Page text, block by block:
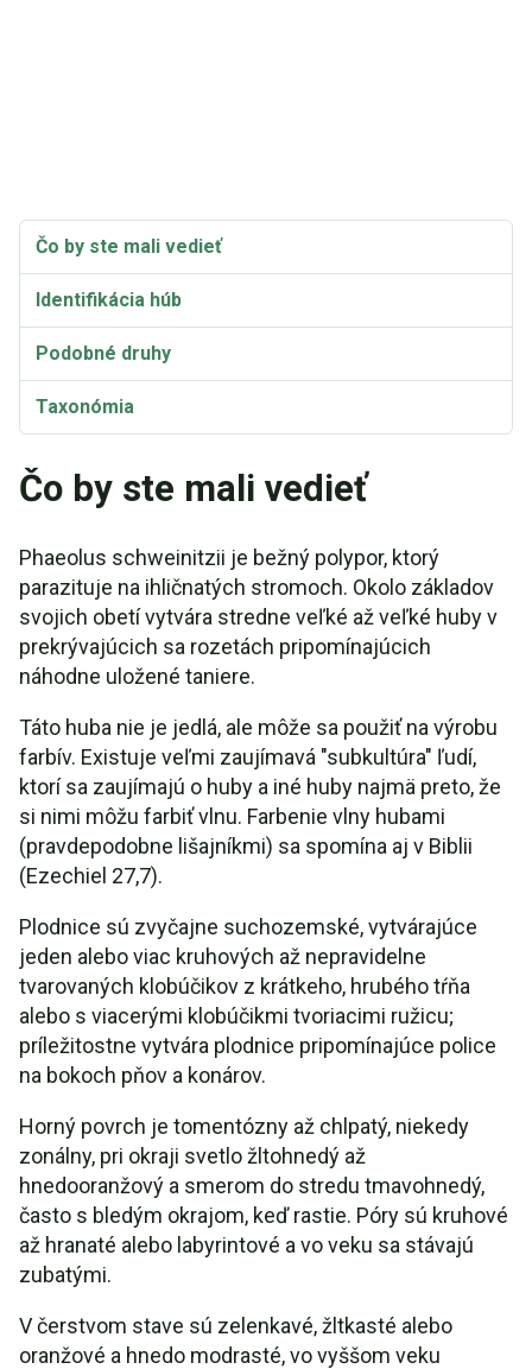
Čo by ste mali vedieť
Identifikácia húb
Podobné druhy
Taxonómia
Čo by ste mali vedieť
Phaeolus schweinitzii je bežný polypor, ktorý
parazituje na ihličnatých stromoch. Okolo základov
svojich obetí vytvára stredne veľké až veľké huby v
prekrývajúcich sa rozetách pripomínajúcich
náhodne uložené taniere.
Táto huba nie je jedlá, ale môže sa použiť na výrobu
farbív. Existuje veľmi zaujímavá "subkultúra" ľudí,
ktorí sa zaujímajú o huby a iné huby najmä preto, že
si nimi môžu farbiť vlnu. Farbenie vlny hubami
(pravdepodobne lišajníkmi) sa spomína aj v Biblii
(Ezechiel 27,7).
Plodnice sú zvyčajne suchozemské, vytvárajúce
jeden alebo viac kruhových až nepravidelne
tvarovaných klobúčikov z krátkeho, hrubého tŕňa
alebo s viacerými klobúčikmi tvoriacimi ružicu;
príležitostne vytvára plodnice pripomínajúce police
na bokoch pňov a konárov.
Horný povrch je tomentózny až chlpatý, niekedy
zonálny, pri okraji svetlo žltohnedý až
hnedooranžový a smerom do stredu tmavohnedý,
často s bledým okrajom, keď rastie. Póry sú kruhové
až hranaté alebo labyrintové a vo veku sa stávajú
zubatými.
V čerstvom stave sú zelenkavé, žltkasté alebo
oranžové a hnedo modrasté, vo vyššom veku